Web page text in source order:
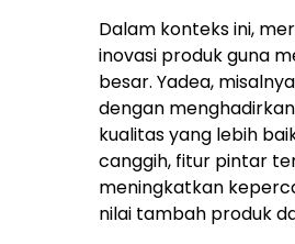
Dalam konteks ini,
inovasi produk guna
besar. Yadea,
dengan
kualitas yang lebih
canggih, fitur pintar
meningkatkan
nilai tambah produk